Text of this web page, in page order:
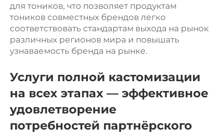
для тоников, что позволяет продуктам
тоников совместных брендов легко
соответствовать стандартам выхода на рынок
различных регионов мира и повышать
узнаваемость бренда на рынке.
Услуги полной кастомизации
на всех этапах — эффективное
удовлетворение
потребностей партнёрского